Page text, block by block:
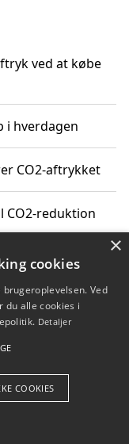
ved at købe
i hverdagen
CO2-aftrykket
CO2-reduktion
CO2-udslip ×
cookies
Ved
du alle cookies i
Detaljer
COOKIES